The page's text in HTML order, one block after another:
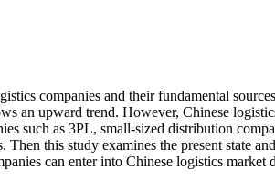
companies and their fundamental
an upward trend. However, Chinese
such as 3PL, small-sized distribution
this study examines the present state
can enter into Chinese logistics